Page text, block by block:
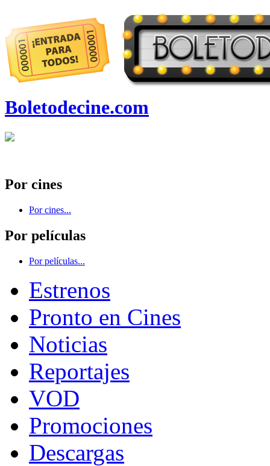
Boletodecine.com
Por cines
Por cines...
Por películas
Por películas...
Estrenos
Pronto en Cines
Noticias
Reportajes
VOD
Promociones
Descargas